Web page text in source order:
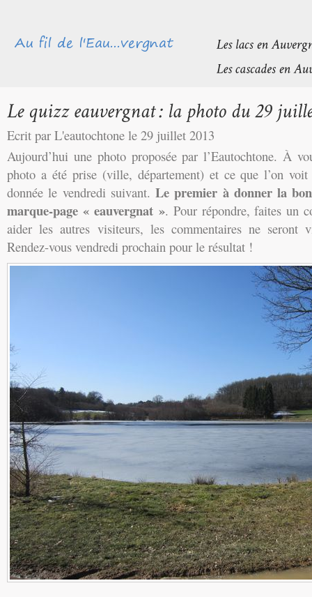
Ecrit par L'eautochtone le 29 juillet 2013
Aujourd’hui une photo proposée par l’Eautochtone. À
photo a été prise (ville, département) et ce que l’on voit
donnée le vendredi suivant. Le premier à donner la
marque-page « eauvergnat ». Pour répondre, faites un
aider les autres visiteurs, les commentaires ne seront
Rendez-vous vendredi prochain pour le résultat !